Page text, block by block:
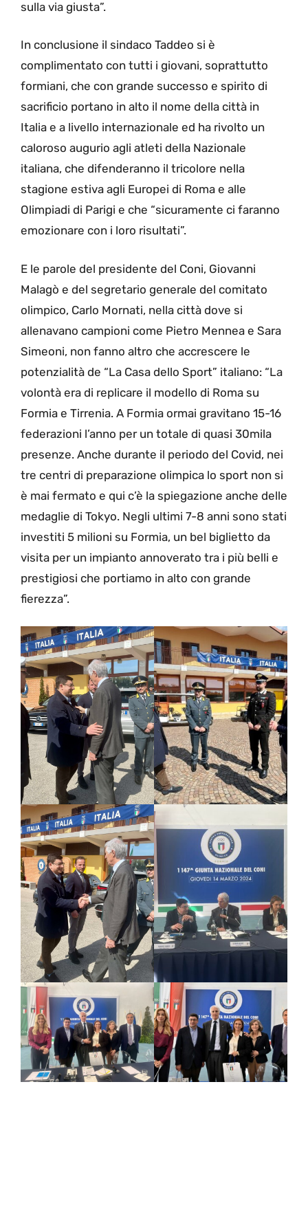
sulla via giusta”.
In conclusione il sindaco Taddeo si è
complimentato con tutti i giovani, soprattutto
formiani, che con grande successo e spirito di
sacrificio portano in alto il nome della città in
Italia e a livello internazionale ed ha rivolto un
caloroso augurio agli atleti della Nazionale
italiana, che difenderanno il tricolore nella
stagione estiva agli Europei di Roma e alle
Olimpiadi di Parigi e che “sicuramente ci faranno
emozionare con i loro risultati”.
E le parole del presidente del Coni, Giovanni
Malagò e del segretario generale del comitato
olimpico, Carlo Mornati, nella città dove si
allenavano campioni come Pietro Mennea e Sara
Simeoni, non fanno altro che accrescere le
potenzialità de “La Casa dello Sport” italiano: “La
volontà era di replicare il modello di Roma su
Formia e Tirrenia. A Formia ormai gravitano 15-16
federazioni l’anno per un totale di quasi 30mila
presenze. Anche durante il periodo del Covid, nei
tre centri di preparazione olimpica lo sport non si
è mai fermato e qui c’è la spiegazione anche delle
medaglie di Tokyo. Negli ultimi 7-8 anni sono stati
investiti 5 milioni su Formia, un bel biglietto da
visita per un impianto annoverato tra i più belli e
prestigiosi che portiamo in alto con grande
fierezza”.